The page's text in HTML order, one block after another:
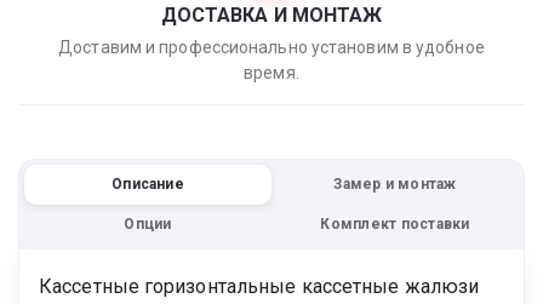
ДОСТАВКА И МОНТАЖ
Доставим и профессионально установим в удобное
время.
Описание Замер и монтаж
Опции Комплект поставки
Кассетные горизонтальные кассетные жалюзи